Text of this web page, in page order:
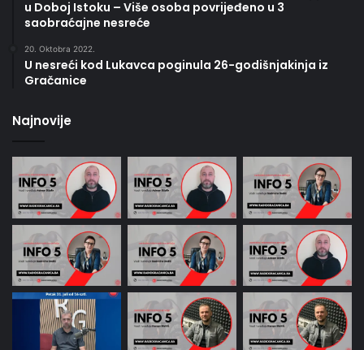
u Doboj Istoku – Više osoba povrijeđeno u 3
saobraćajne nesreće
20. Oktobra 2022.
U nesreći kod Lukavca poginula 26-godišnjakinja iz
Gračanice
Najnovije